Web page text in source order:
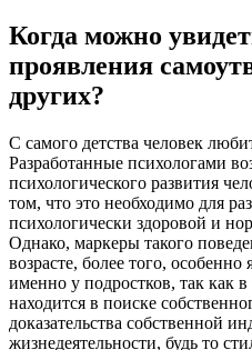
Когда можно
проявления
других?
С самого детства человек
Разработанные психологами
психологического развития
том, что это необходимо для
психологически здоровой и
Однако, маркеры такого
возрасте, более того, особенно
именно у подростков, так как в
находится в поиске
доказательства собственной
жизнедеятельности, будь то